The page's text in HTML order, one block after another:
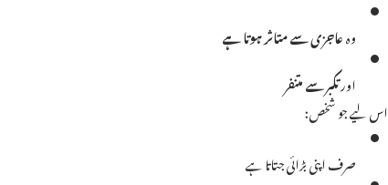
وہعاجزی سے متاثر ہوتا ہے
اورتکبر سے متنفر
اس لیے جو شخص:
صرف اپنی بڑائی جتاتا ہے